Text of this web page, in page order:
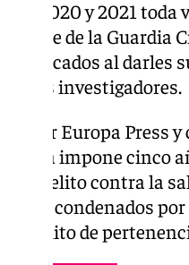
en 2020 y 2021
agente de la Guardia
implicados al
de los investigadores.
por Europa Press
impone cinco
un delito contra la
dos condenados
del delito de